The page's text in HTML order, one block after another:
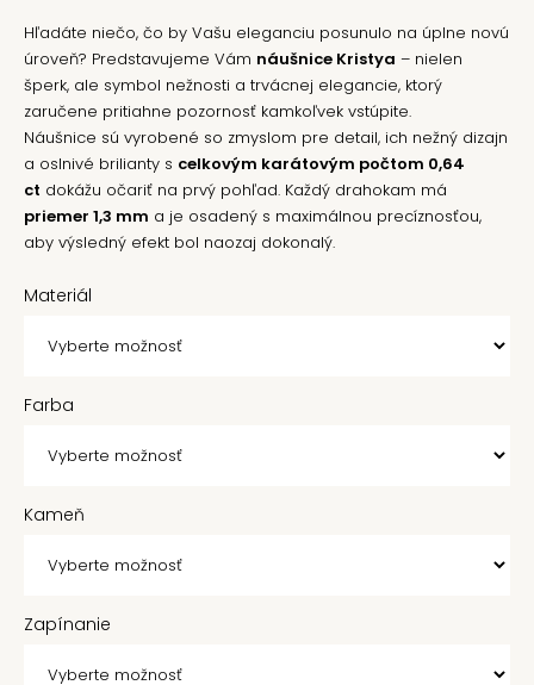
Hľadáte niečo, čo by Vašu eleganciu posunulo na úplne novú
úroveň? Predstavujeme Vám náušnice Kristya – nielen
šperk, ale symbol nežnosti a trvácnej elegancie, ktorý
zaručene pritiahne pozornosť kamkoľvek vstúpite.
Náušnice sú vyrobené so zmyslom pre detail, ich nežný dizajn
a oslnivé brilianty s celkovým karátovým počtom 0,64
ct dokážu očariť na prvý pohľad. Každý drahokam má
priemer 1,3 mm a je osadený s maximálnou precíznosťou,
aby výsledný efekt bol naozaj dokonalý.
Materiál
Farba
Kameň
Zapínanie